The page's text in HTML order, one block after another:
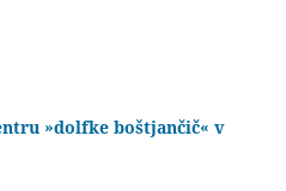
»dolfke boštjančič« v